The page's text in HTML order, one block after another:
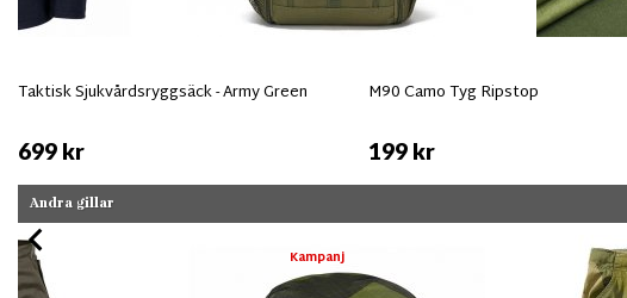
Taktisk Sjukvårdsryggsäck - Army Green
699 kr
M90 Camo Tyg Ripstop
199 kr
Andra gillar
Kampanj